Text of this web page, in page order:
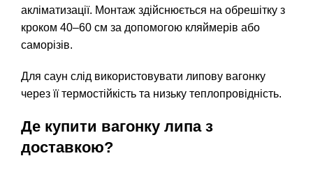
акліматизації. Монтаж здійснюється на обрешітку з
кроком 40–60 см за допомогою кляймерів або
саморізів.
Для саун слід використовувати липову вагонку
через її термостійкість та низьку теплопровідність.
Де купити вагонку липа з
доставкою?